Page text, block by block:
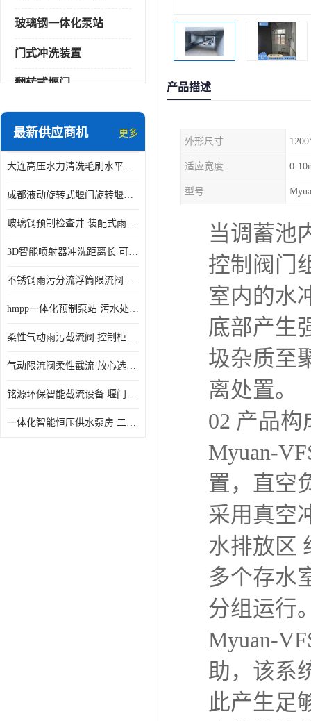
玻璃钢一体化泵站
门式冲洗装置
翻转式堰门
智能一体化雨水泵站
智能一体化供水泵房
智能一体化净水设备
最新供应商机 更多
大连高压水力清洗毛刷水平自清洁滚刷 水力自动冲洗系统 水力清洗
成都液动旋转式堰门旋转堰门 自动控制 SUS304
玻璃钢预制检查井 装配式雨水污水井 初期弃流井 源头厂家
3D智能喷射器冲洗距离长 可270度旋转 高强度水压远距离喷洗
不锈钢雨污分流浮筒限流阀 DN150-DN1000 品质可信
hmpp一体化预制泵站 污水处理系统 乡镇学校市政排水 厂家供应
柔性气动雨污截流阀 控制柜 远程控制安全性高检修方便
气动限流阀柔性截流 放心选购 控源截污铭源环保
铭源环保智能截流设备 堰门 铸铁调节闸门作用 源头商家 可定制
一体化智能恒压供水泵房 二次加压供水设备户外智慧泵房
产品描述
外形尺寸
适应宽度 0-
型号
当调蓄池
控制阀门
室内的水
底部产生
圾杂质至
离处置。
02 产品构
Myuan-
置，直空
采用真空
水排放区
多个存水
分组运行
Myuan-
助，该系
此产生足